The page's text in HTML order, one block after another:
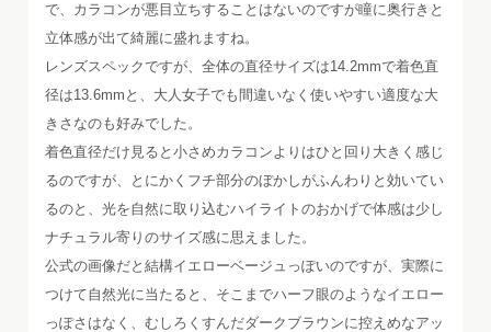
で、カラコンが悪目立ちすることはないのですが瞳に奥行きと
立体感が出て綺麗に盛れますね。
レンズスペックですが、全体の直径サイズは14.2mmで着色直
径は13.6mmと、大人女子でも間違いなく使いやすい適度な大
きさなのも好みでした。
着色直径だけ見ると小さめカラコンよりはひと回り大きく感じ
るのですが、とにかくフチ部分のぼかしがふんわりと効いてい
るのと、光を自然に取り込むハイライトのおかげで体感は少し
ナチュラル寄りのサイズ感に思えました。
公式の画像だと結構イエローベージュっぽいのですが、実際に
つけて自然光に当たると、そこまでハーフ眼のようなイエロー
っぽさはなく、むしろくすんだダークブラウンに控えめなアッ